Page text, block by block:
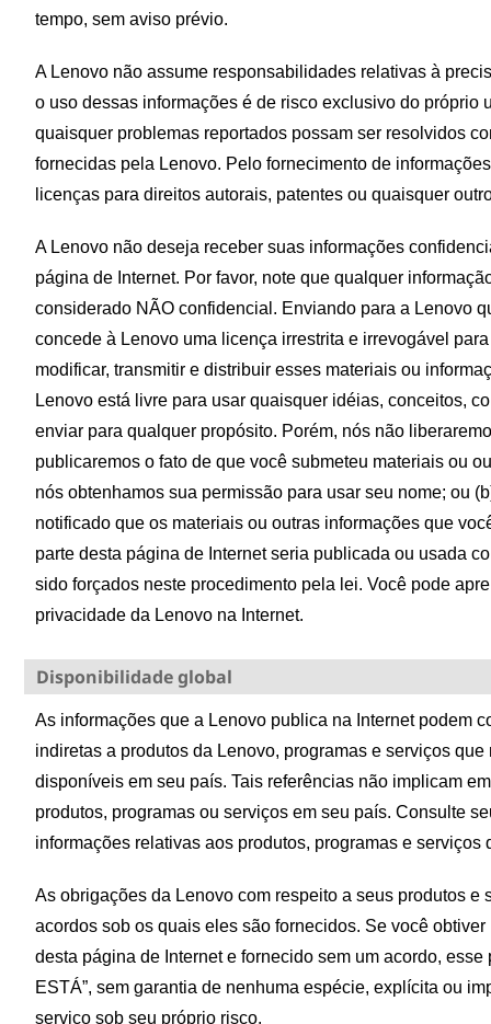
tempo, sem aviso prévio.
A Lenovo não assume responsabilidades relativas à
o uso dessas informações é de risco exclusivo do próprio
quaisquer problemas reportados possam ser resolvidos
fornecidas pela Lenovo. Pelo fornecimento de
licenças para direitos autorais, patentes ou quaisquer
A Lenovo não deseja receber suas informações
página de Internet. Por favor, note que qualquer
considerado NÃO confidencial. Enviando para a Lenovo
concede à Lenovo uma licença irrestrita e irrevogável
modificar, transmitir e distribuir esses materiais ou
Lenovo está livre para usar quaisquer idéias, conceitos,
enviar para qualquer propósito. Porém, nós não
publicaremos o fato de que você submeteu materiais ou
nós obtenhamos sua permissão para usar seu nome; ou
notificado que os materiais ou outras informações que
parte desta página de Internet seria publicada ou usada
sido forçados neste procedimento pela lei. Você pode
privacidadeda Lenovo na Internet.
Disponibilidade global
As informações que a Lenovo publica na Internet podem
indiretas a produtos da Lenovo, programas e serviços
disponíveis em seu país. Tais referências não implicam
produtos, programas ou serviços em seu país. Consulte
informações relativas aos produtos, programas e
As obrigações da Lenovo com respeito a seus produtos e
acordos sob os quais eles são fornecidos. Se você
desta página de Internet e fornecido sem um acordo,
ESTÁ”, sem garantia de nenhuma espécie, explícita ou
serviço sob seu próprio risco.